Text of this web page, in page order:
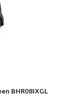
BHR08IXGL